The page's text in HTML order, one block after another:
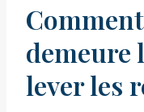
demeure
lever les